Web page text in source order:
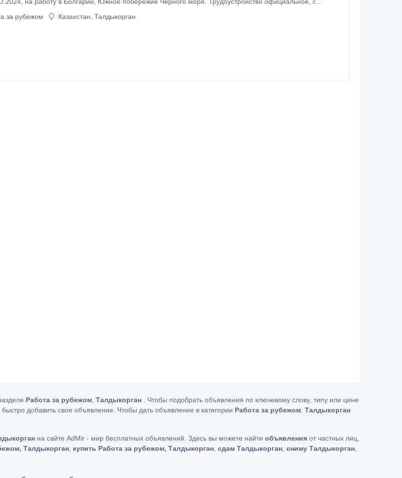
за рубежом Казахстан, Талдыкорган
Работа за рубежом Талдыкорган . Чтобы подобрать объявления по ключевому слову, типу или цене
добавить свое объявление. Чтобы дать объявление в категории Работа за рубежом Талдыкорган
на сайте AdMir - мир бесплатных объявлений. Здесь вы можете найти объявления от частных лиц,
Талдыкорган купить Работа за рубежом, Талдыкорган сдам Талдыкорган сниму Талдыкорган